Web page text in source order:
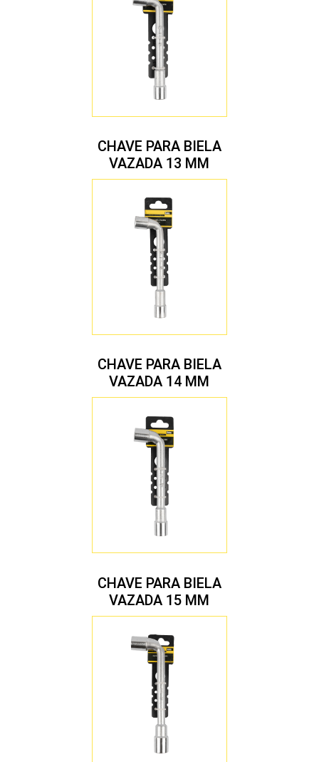
CHAVE PARA BIELA
VAZADA 13 MM
CHAVE PARA BIELA
VAZADA 14 MM
CHAVE PARA BIELA
VAZADA 15 MM